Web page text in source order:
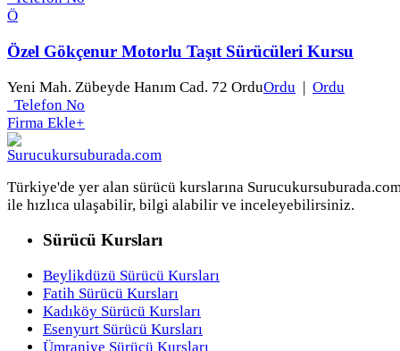
Ö
Özel Gökçenur Motorlu Taşıt Sürücüleri Kursu
Yeni Mah. Zübeyde Hanım Cad. 72 OrduOrdu | Ordu
Telefon No
Firma Ekle+
Türkiye'de yer alan sürücü kurslarına
ile hızlıca ulaşabilir, bilgi alabilir ve inceleyebilirsiniz.
Sürücü Kursları
Beylikdüzü Sürücü Kursları
Fatih Sürücü Kursları
Kadıköy Sürücü Kursları
Esenyurt Sürücü Kursları
Ümraniye Sürücü Kursları